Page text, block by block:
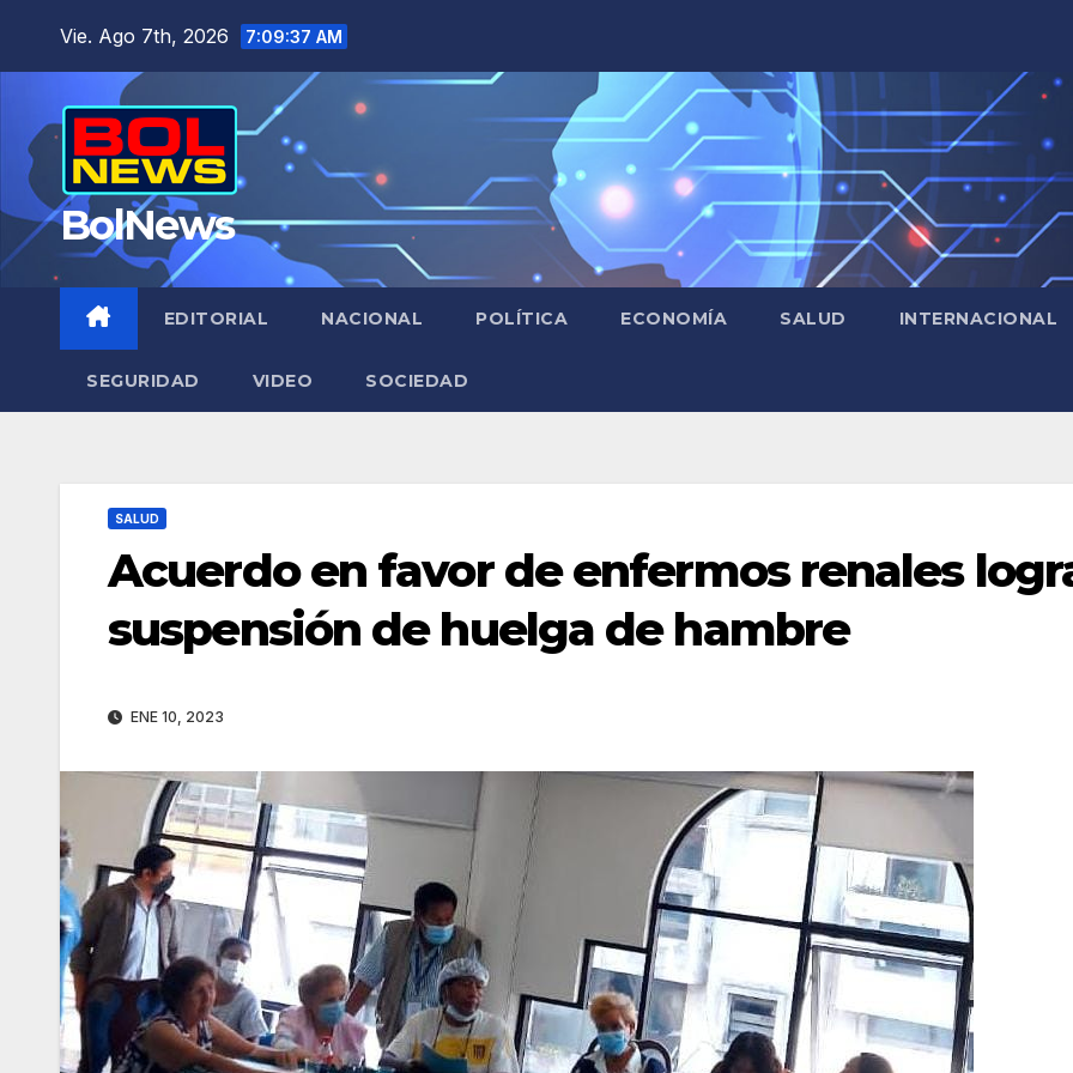
Vie. Ago 7th, 2026 7:09:38 AM
BolNews
EDITORIAL NACIONAL POLÍTICA ECONOMÍA SALUD INTERNACIONAL
SEGURIDAD VIDEO SOCIEDAD
SALUD
Acuerdo en favor de enfermos renales
suspensión de huelga de hambre
ENE 10, 2023